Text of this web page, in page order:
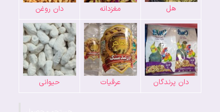
هل مغزدانه دان روغن
دان پرندگان عرقیات حیوانی